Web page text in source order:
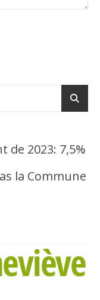
de 2023: 7,5%
la Commune